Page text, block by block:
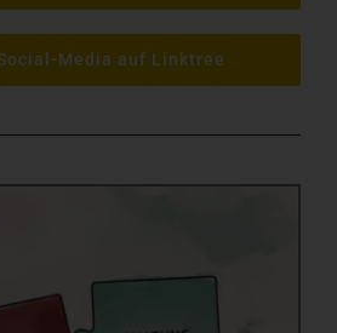
Media auf Linktree